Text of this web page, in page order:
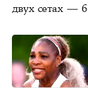
двух сетах —